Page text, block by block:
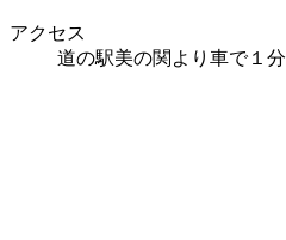
アクセス
道の駅美の関より車で１分